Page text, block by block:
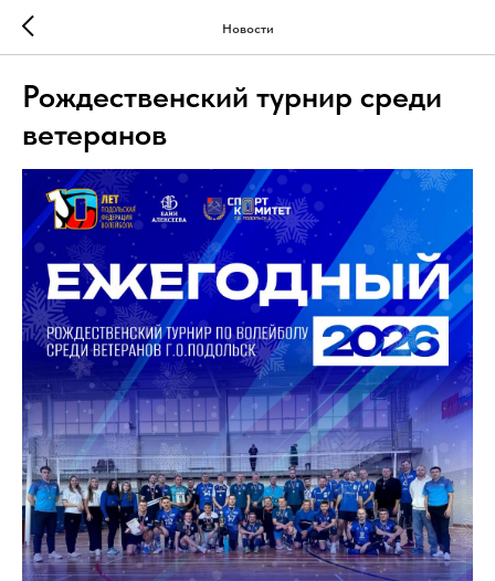
Новости
Рождественский турнир среди
ветеранов